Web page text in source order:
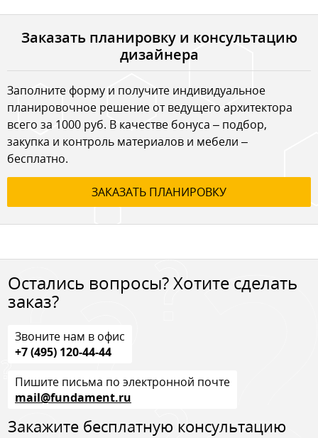
Заказать планировку и консультацию
дизайнера
Заполните форму и получите индивидуальное
планировочное решение от ведущего архитектора
всего за 1000 руб. В качестве бонуса – подбор,
закупка и контроль материалов и мебели –
бесплатно.
ЗАКАЗАТЬ ПЛАНИРОВКУ
Остались вопросы? Хотите сделать
заказ?
Звоните нам в офис
+7 (495) 120-44-44
Пишите письма по электронной почте
mail@fundament.ru
Закажите бесплатную консультацию